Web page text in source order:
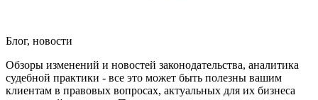
Блог, новости
Обзоры изменений и новостей законодательства, аналитика
судебной практики - все это может быть полезны вашим
клиентам в правовых вопросах, актуальных для их бизнеса